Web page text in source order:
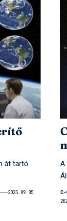
át tartó
2025. 09. 05.
A
C-